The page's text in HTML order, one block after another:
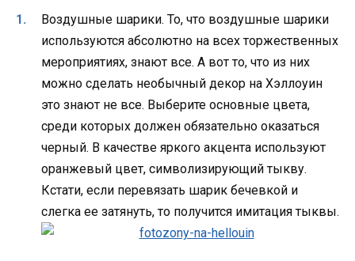
Воздушные шарики. То, что воздушные шарики
используются абсолютно на всех торжественных
мероприятиях, знают все. А вот то, что из них
можно сделать необычный декор на Хэллоуин
это знают не все. Выберите основные цвета,
среди которых должен обязательно оказаться
черный. В качестве яркого акцента используют
оранжевый цвет, символизирующий тыкву.
Кстати, если перевязать шарик бечевкой и
слегка ее затянуть, то получится имитация тыквы.